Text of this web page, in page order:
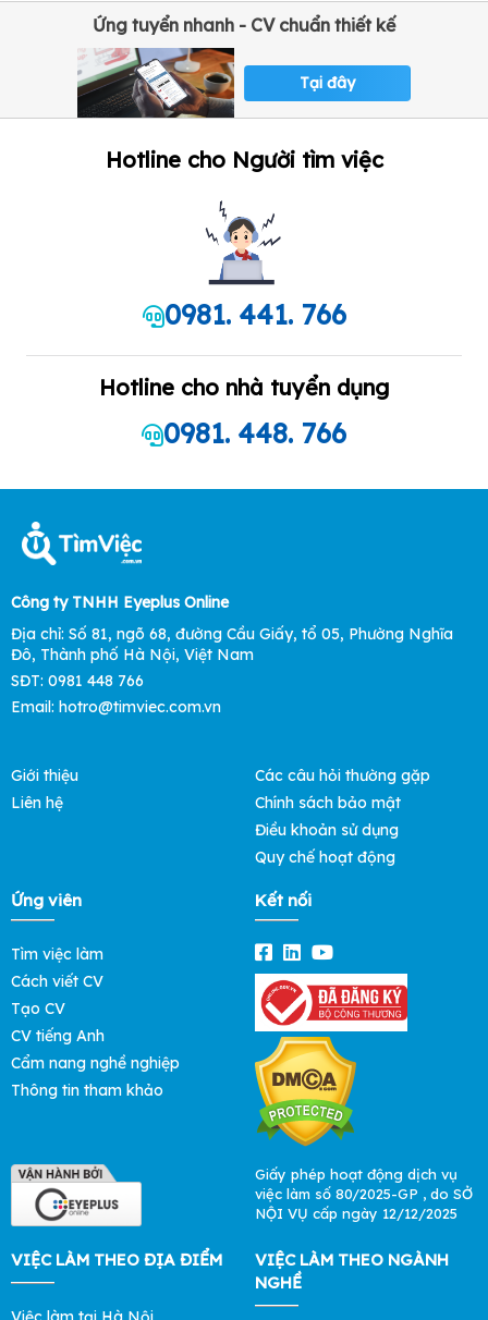
Ứng tuyển nhanh - CV chuẩn thiết kế
Tại đây
Hotline cho Người tìm việc
0981. 441. 766
Hotline cho nhà tuyển dụng
0981. 448. 766
Công ty TNHH Eyeplus Online
Địa chỉ: Số 81, ngõ 68, đường Cầu Giấy, tổ 05, Phường Nghĩa
Đô, Thành phố Hà Nội, Việt Nam
SĐT: 0981 448 766
Email: hotro@timviec.com.vn
Giới thiệu
Liên hệ
Các câu hỏi thường gặp
Chính sách bảo mật
Điều khoản sử dụng
Quy chế hoạt động
Ứng viên
Tìm việc làm
Cách viết CV
Tạo CV
CV tiếng Anh
Cẩm nang nghề nghiệp
Thông tin tham khảo
Kết nối
Giấy phép hoạt động dịch vụ
việc làm số 80/2025-GP , do SỞ
NỘI VỤ cấp ngày 12/12/2025
VIỆC LÀM THEO ĐỊA ĐIỂM
VIỆC LÀM THEO NGÀNH
NGHỀ